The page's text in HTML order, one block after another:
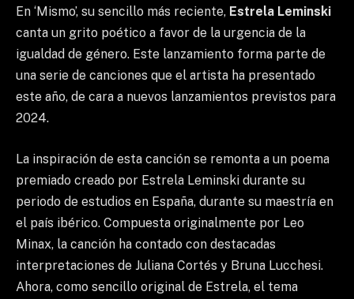
En ‘Mismo’, su sencillo más reciente, Estrela Leminski
canta un grito poético a favor de la urgencia de la
igualdad de género. Este lanzamiento forma parte de
una serie de canciones que el artista ha presentado
este año, de cara a nuevos lanzamientos previstos para
2024.
La inspiración de esta canción se remonta a un poema
premiado creado por Estrela Leminski durante su
periodo de estudios en España, durante su maestría en
el país ibérico. Compuesta originalmente por Leo
Minax, la canción ha contado con destacadas
interpretaciones de Juliana Cortés y Bruna Lucchesi.
Ahora, como sencillo original de Estrela, el tema